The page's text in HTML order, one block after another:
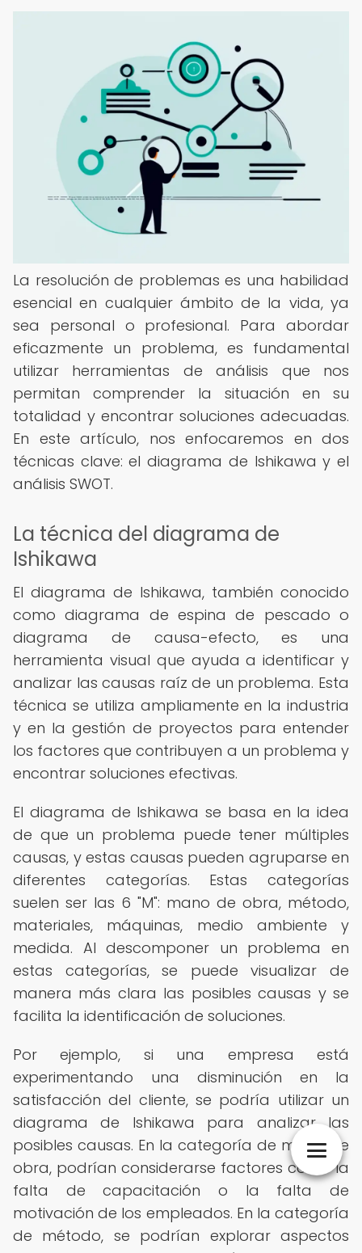
La resolución de problemas es una habilidad
esencial en cualquier ámbito de la vida, ya
sea personal o profesional. Para abordar
eficazmente un problema, es fundamental
utilizar herramientas de análisis que nos
permitan comprender la situación en su
totalidad y encontrar soluciones adecuadas.
En este artículo, nos enfocaremos en dos
técnicas clave: el diagrama de Ishikawa y el
análisis SWOT.
La técnica del diagrama de
Ishikawa
El diagrama de Ishikawa, también conocido
como diagrama de espina de pescado o
diagrama de causa-efecto, es una
herramienta visual que ayuda a identificar y
analizar las causas raíz de un problema. Esta
técnica se utiliza ampliamente en la industria
y en la gestión de proyectos para entender
los factores que contribuyen a un problema y
encontrar soluciones efectivas.
El diagrama de Ishikawa se basa en la idea
de que un problema puede tener múltiples
causas, y estas causas pueden agruparse en
diferentes categorías. Estas categorías
suelen ser las 6 "M": mano de obra, método,
materiales, máquinas, medio ambiente y
medida. Al descomponer un problema en
estas categorías, se puede visualizar de
manera más clara las posibles causas y se
facilita la identificación de soluciones.
Por ejemplo, si una empresa está
experimentando una disminución en la
satisfacción del cliente, se podría utilizar un
diagrama de Ishikawa para analizar las
posibles causas. En la categoría de mano de
obra, podrían considerarse factores como la
falta de capacitación o la falta de
motivación de los empleados. En la categoría
de método, se podrían explorar aspectos